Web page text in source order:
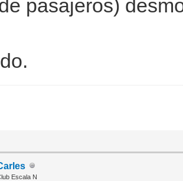
pasajeros)
Escala N